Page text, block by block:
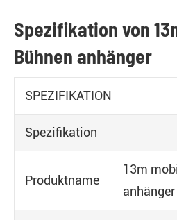
Spezifikation von
Bühnen anhänger
SPEZIFIKATION
Spezifikation
Produktname
13m
anhänger